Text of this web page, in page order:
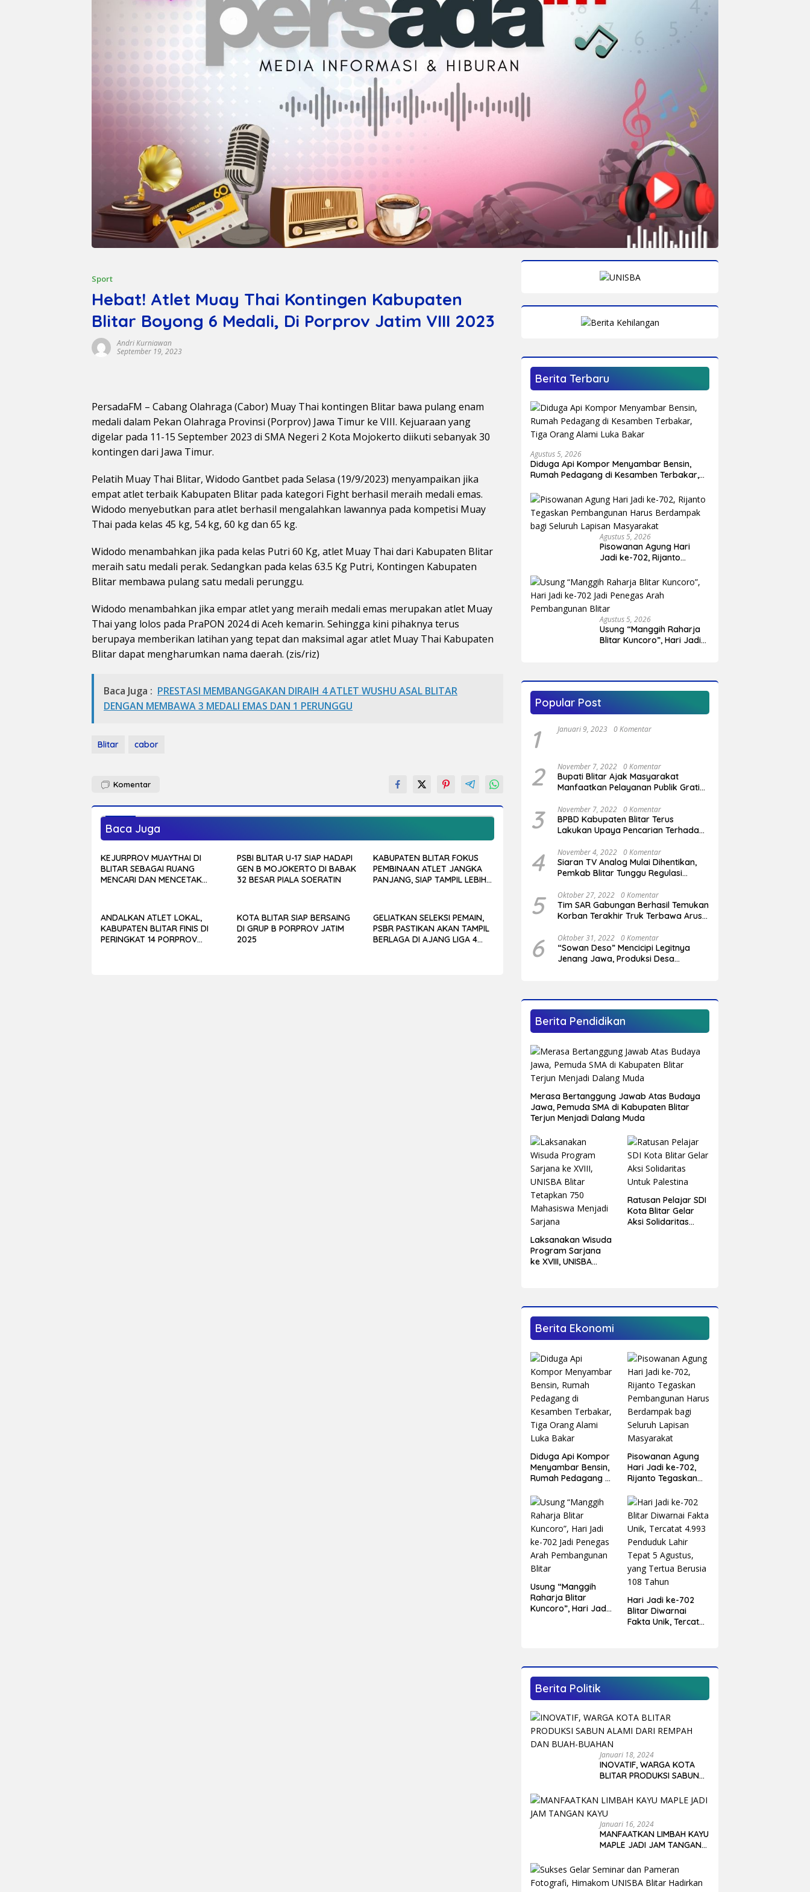
Sport
Hebat! Atlet Muay Thai Kontingen Kabupaten
Blitar Boyong 6 Medali, Di Porprov Jatim VIII 2023
Andri Kurniawan
September 19, 2023
PersadaFM – Cabang Olahraga (Cabor) Muay Thai kontingen Blitar bawa pulang enam
medali dalam Pekan Olahraga Provinsi (Porprov) Jawa Timur ke VIII. Kejuaraan yang
digelar pada 11-15 September 2023 di SMA Negeri 2 Kota Mojokerto diikuti sebanyak 30
kontingen dari Jawa Timur.
Pelatih Muay Thai Blitar, Widodo Gantbet pada Selasa (19/9/2023) menyampaikan jika
empat atlet terbaik Kabupaten Blitar pada kategori Fight berhasil meraih medali emas.
Widodo menyebutkan para atlet berhasil mengalahkan lawannya pada kompetisi Muay
Thai pada kelas 45 kg, 54 kg, 60 kg dan 65 kg.
Widodo menambahkan jika pada kelas Putri 60 Kg, atlet Muay Thai dari Kabupaten Blitar
meraih satu medali perak. Sedangkan pada kelas 63.5 Kg Putri, Kontingen Kabupaten
Blitar membawa pulang satu medali perunggu.
Widodo menambahkan jika empar atlet yang meraih medali emas merupakan atlet Muay
Thai yang lolos pada PraPON 2024 di Aceh kemarin. Sehingga kini pihaknya terus
berupaya memberikan latihan yang tepat dan maksimal agar atlet Muay Thai Kabupaten
Blitar dapat mengharumkan nama daerah. (zis/riz)
Baca Juga : PRESTASI MEMBANGGAKAN DIRAIH 4 ATLET WUSHU ASAL BLITAR
DENGAN MEMBAWA 3 MEDALI EMAS DAN 1 PERUNGGU
Blitar cabor
Komentar
Baca Juga
KEJURPROV MUAYTHAI DI
BLITAR SEBAGAI RUANG
MENCARI DAN MENCETAK
PSBI BLITAR U-17 SIAP HADAPI
GEN B MOJOKERTO DI BABAK
32 BESAR PIALA SOERATIN
KABUPATEN BLITAR FOKUS
PEMBINAAN ATLET JANGKA
PANJANG, SIAP TAMPIL LEBIH
ANDALKAN ATLET LOKAL,
KABUPATEN BLITAR FINIS DI
PERINGKAT 14 PORPROV
KOTA BLITAR SIAP BERSAING
DI GRUP B PORPROV JATIM
2025
GELIATKAN SELEKSI PEMAIN,
PSBR PASTIKAN AKAN TAMPIL
BERLAGA DI AJANG LIGA 4
Berita Terbaru
Agustus 5, 2026
Diduga Api Kompor Menyambar Bensin,
Rumah Pedagang di Kesamben Terbakar,
Agustus 5, 2026
Pisowanan Agung Hari
Jadi ke-702, Rijanto
Harus Berdampak bagi
Seluruh Lapisan
Masyarakat
Agustus 5, 2026
Usung “Manggih Raharja
Blitar Kuncoro”, Hari Jadi
Popular Post
1 Januari 9, 2023 0 Komentar
2 November 7, 2022 0 Komentar
Bupati Blitar Ajak Masyarakat
Manfaatkan Pelayanan Publik Gratis
Desa/Kelurahan
3 November 7, 2022 0 Komentar
BPBD Kabupaten Blitar Terus
Lakukan Upaya Pencarian Terhadap
Serang
4 November 4, 2022 0 Komentar
Siaran TV Analog Mulai Dihentikan,
Pemkab Blitar Tunggu Regulasi
5 Oktober 27, 2022 0 Komentar
Tim SAR Gabungan Berhasil Temukan
Korban Terakhir Truk Terbawa Arus
6 Oktober 31, 2022 0 Komentar
“Sowan Deso” Mencicipi Legitnya
Jenang Jawa, Produksi Desa
Berita Pendidikan
Merasa Bertanggung Jawab Atas Budaya
Jawa, Pemuda SMA di Kabupaten Blitar
Terjun Menjadi Dalang Muda
Laksanakan Wisuda
Program Sarjana
ke XVIII, UNISBA
Ratusan Pelajar SDI
Kota Blitar Gelar
Aksi Solidaritas
Berita Ekonomi
Diduga Api Kompor
Menyambar Bensin,
Rumah Pedagang di
Terbakar, Tiga
Orang Alami Luka
Bakar
Pisowanan Agung
Hari Jadi ke-702,
Rijanto Tegaskan
Harus Berdampak
bagi Seluruh
Lapisan
Masyarakat
Usung “Manggih
Raharja Blitar
Kuncoro”, Hari Jadi
Hari Jadi ke-702
Blitar Diwarnai
Fakta Unik, Tercatat
Tertua Berusia 108
Tahun
Berita Politik
Januari 18, 2024
INOVATIF, WARGA KOTA
BLITAR PRODUKSI SABUN
BUAH-BUAHAN
Januari 16, 2024
MANFAATKAN LIMBAH KAYU
MAPLE JADI JAM TANGAN